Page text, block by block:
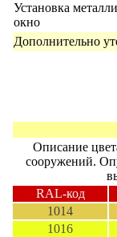
Установка
окно
Дополнительно
Описание
сооружений.
RAL-код
1014
1016